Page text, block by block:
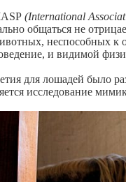
(International
общаться не
неспособных к
и видимой
для лошадей было
исследование